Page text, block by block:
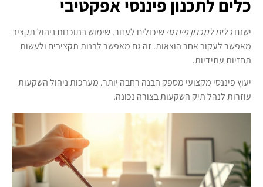
כלים לתכנון פיננסי אפקטיבי
ישנםכלים לתכנון פיננסי שיכולים לעזור. שימוש בתוכנות ניהול תקציב
מאפשר לעקוב אחר הוצאות. זה גם מאפשר לבנות תקציבים ולעשות
תחזיות עתידיות.
יעוץ פיננסי מקצועי מספק הבנה רחבה יותר. מערכות ניהול השקעות
עוזרות לנהל תיק השקעות בצורה נכונה.